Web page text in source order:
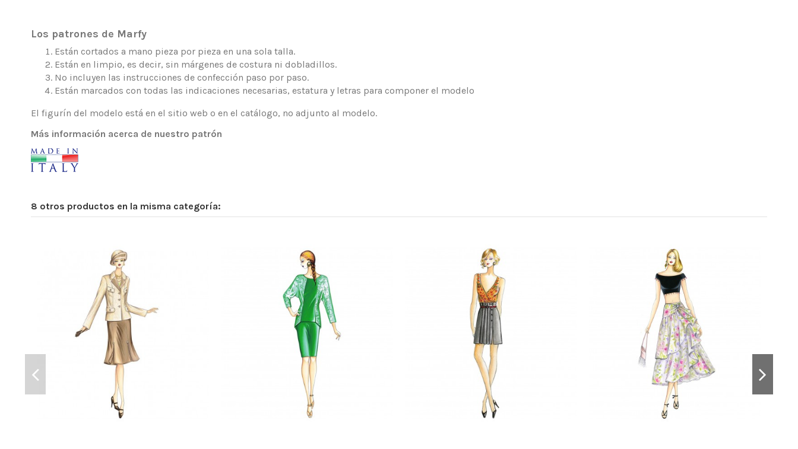
Los patrones de Marfy
Están cortados a mano pieza por pieza en una sola talla.
Están en limpio, es decir, sin márgenes de costura ni dobladillos.
No incluyen las instrucciones de confección paso por paso.
Están marcados con todas las indicaciones necesarias, estatura y letras para componer el modelo
El figurín del modelo está en el sitio web o en el catálogo, no adjunto al modelo.
Más información acerca de nuestro patrón
8 otros productos en la misma categoría: